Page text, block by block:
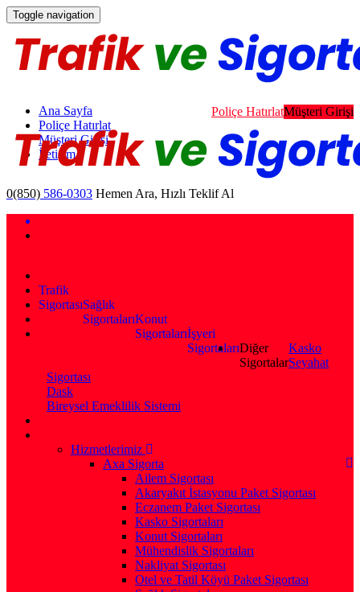
Toggle navigation
Ana Sayfa
Poliçe Hatırlat
Müşteri Girişi
İletişim
Müşteri Girişi
Poliçe Hatırlat
0(850) 586-0303 Hemen Ara, Hızlı Teklif Al
Trafik
SigortasıSağlık
SigortalarıKonut
Sigortalarıİşyeri
SigortalarıDiğer
Sigortalar
Kasko
Seyahat
Sigortası
Dask
Bireysel Emeklilik Sistemi
Hizmetlerimiz
Axa Sigorta
Ailem Sigortası
Akaryakıt İstasyonu Paket Sigortası
Eczanem Paket Sigortası
Kasko Sigortaları
Konut Sigortaları
Mühendislik Sigortaları
Nakliyat Sigortası
Otel ve Tatil Köyü Paket Sigortası